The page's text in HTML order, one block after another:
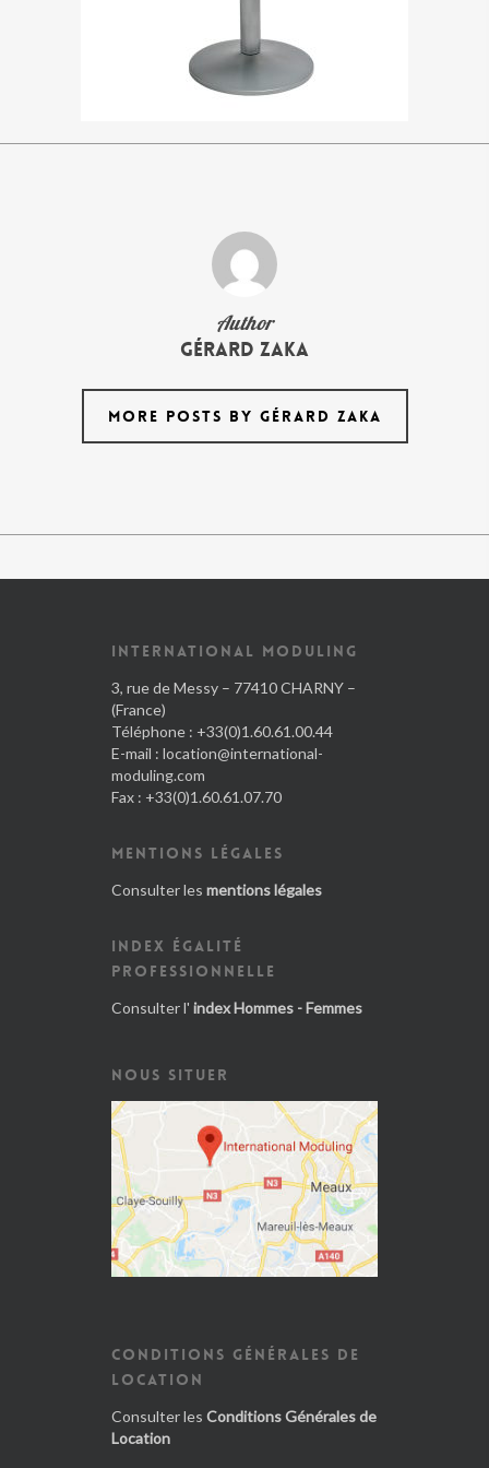
Author
Gérard Zaka
MORE POSTS BY GÉRARD ZAKA
INTERNATIONAL MODULING
3, rue de Messy – 77410 CHARNY –
(France)
Téléphone : +33(0)1.60.61.00.44
E-mail : location@international-
moduling.com
Fax : +33(0)1.60.61.07.70
MENTIONS LÉGALES
Consulter les mentions légales
INDEX ÉGALITÉ
PROFESSIONNELLE
Consulter l' index Hommes - Femmes
NOUS SITUER
CONDITIONS GÉNÉRALES DE
LOCATION
Consulter les Conditions Générales de
Location